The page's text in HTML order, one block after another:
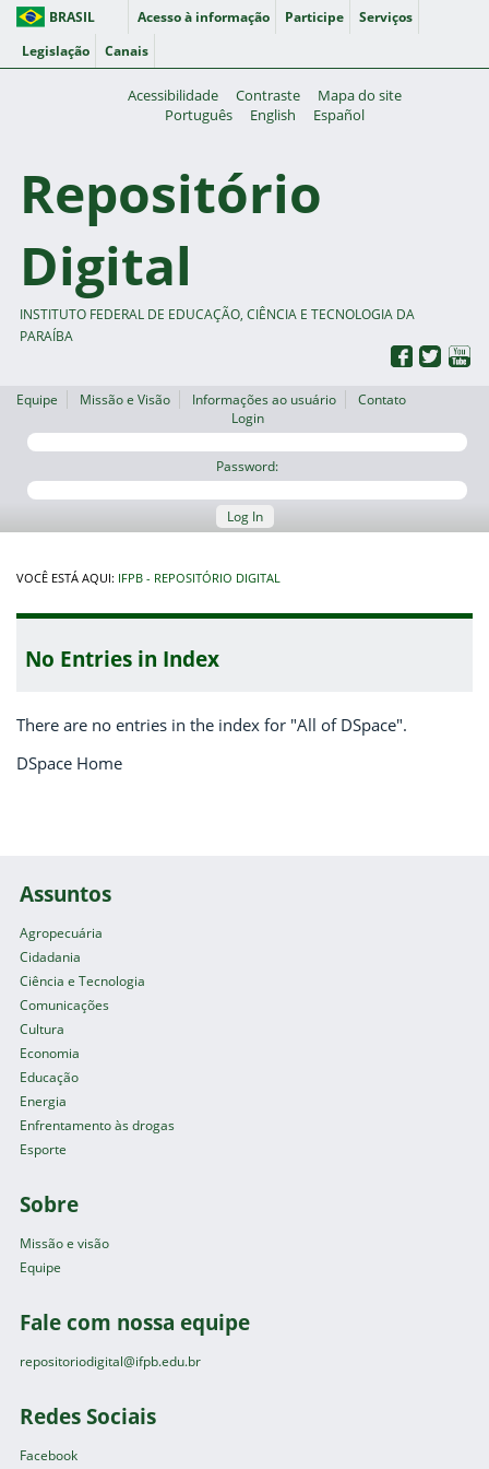
BRASIL Acesso à informação Participe
Serviços
Legislação
Canais
Acessibilidade Contraste
Mapa do site
Português
English Español
Repositório
Digital
INSTITUTO FEDERAL DE EDUCAÇÃO, CIÊNCIA E TECNOLOGIA DA
PARAÍBA
Equipe Missão e Visão Informações ao usuário
Contato
Login
Password:
Log In
VOCÊ ESTÁ AQUI: IFPB - REPOSITÓRIO DIGITAL
No Entries in Index
There are no entries in the index for "All of DSpace".
DSpace Home
Assuntos
Agropecuária
Cidadania
Ciência e Tecnologia
Comunicações
Cultura
Economia
Educação
Energia
Enfrentamento às drogas
Esporte
Sobre
Missão e visão
Equipe
Fale com nossa equipe
repositoriodigital@ifpb.edu.br
Redes Sociais
Facebook